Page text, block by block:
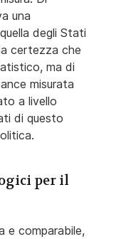
una
degli Stati
certezza che
ma di
misurata
a livello
di questo
per il
e comparabile,